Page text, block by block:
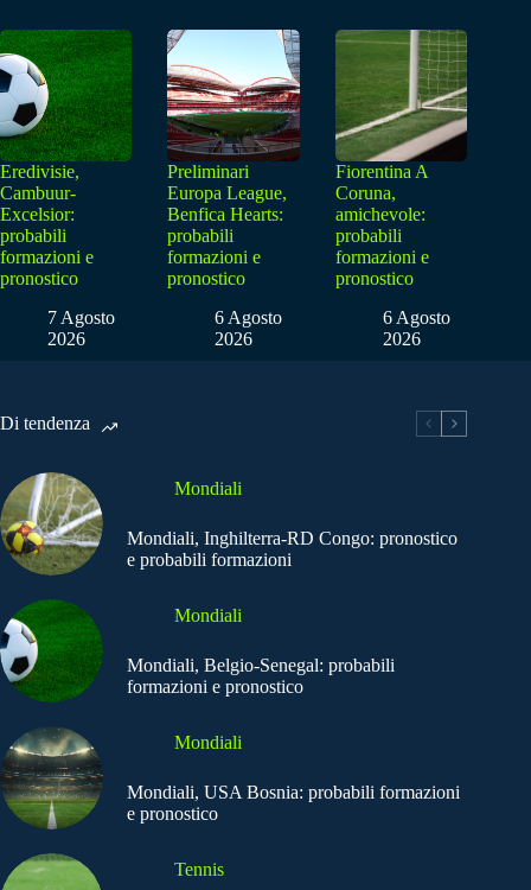
Eredivisie,
Cambuur-
Excelsior:
probabili
formazioni e
pronostico
7 Agosto
2026
Preliminari
Europa League,
Benfica Hearts:
probabili
formazioni e
pronostico
6 Agosto
2026
Fiorentina A
Coruna,
amichevole:
probabili
formazioni e
pronostico
6 Agosto
2026
Di tendenza
Mondiali
Mondiali, Inghilterra-RD Congo: pronostico
e probabili formazioni
Mondiali
Mondiali, Belgio-Senegal: probabili
formazioni e pronostico
Mondiali
Mondiali, USA Bosnia: probabili formazioni
e pronostico
Tennis